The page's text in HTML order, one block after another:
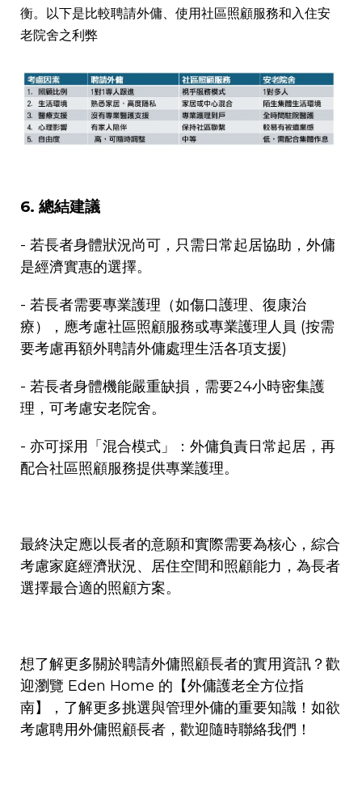
衡。以下是比較聘請外傭、使用社區照顧服務和入住安
老院舍之利弊
6. 總結建議
- 若長者身體狀況尚可，只需日常起居協助，外傭
是經濟實惠的選擇。
- 若長者需要專業護理（如傷口護理、復康治
療），應考慮社區照顧服務或專業護理人員 (按需
要考慮再額外聘請外傭處理生活各項支援)
- 若長者身體機能嚴重缺損，需要24小時密集護
理，可考慮安老院舍。
- 亦可採用「混合模式」：外傭負責日常起居，再
配合社區照顧服務提供專業護理。
最終決定應以長者的意願和實際需要為核心，綜合
考慮家庭經濟狀況、居住空間和照顧能力，為長者
選擇最合適的照顧方案。
想了解更多關於聘請外傭照顧長者的實用資訊？歡
迎瀏覽 Eden Home 的 【外傭護老全方位指
南】
，了解更多挑選與管理外傭的重要知識！如欲
考慮聘用外傭照顧長者，歡迎隨時聯絡我們！